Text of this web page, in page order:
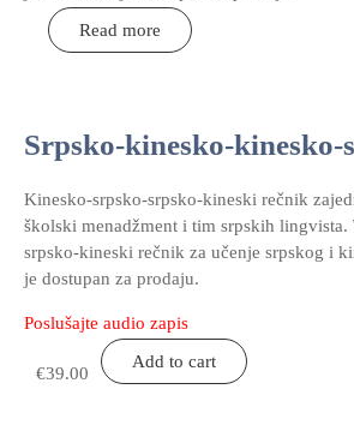
Read more
Srpsko-kinesko-
Kinesko-srpsko-srpsko-kineski rečnik
školski menadžment i tim srpskih lingvista.
srpsko-kineski rečnik za učenje srpskog i
je dostupan za prodaju.
Poslušajte audio zapis
€39.00
Add to cart